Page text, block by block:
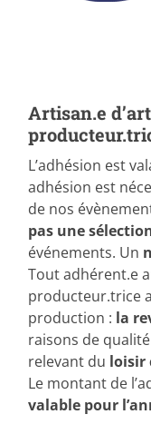
Artisan.e
L’adhésion est
adhésion est
de nos
pas une
événements. Un
Tout adhérent.e
producteur.trice
production : la
raisons de
relevant du loisir
Le montant de
valable pour